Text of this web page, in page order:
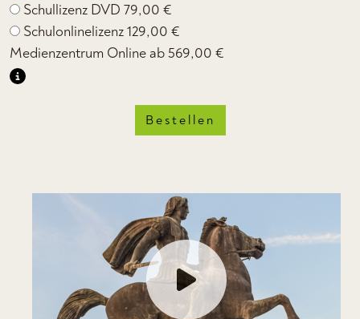
Schullizenz DVD 79,00 €
Schulonlinelizenz129,00 €
Medienzentrum Online ab569,00 €
Bestellen